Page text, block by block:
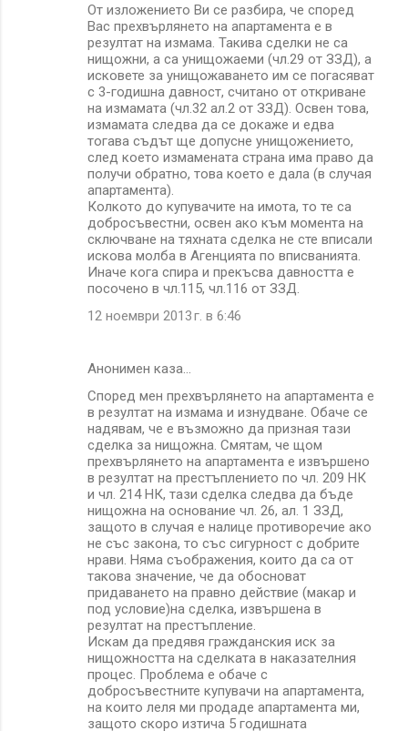
От изложението Ви се разбира, че според
Вас прехвърлянето на апартамента е в
резултат на измама. Taкива сделки не са
нищожни, а са унищожаеми (чл.29 от ЗЗД), а
исковете за унищожаването им се погасяват
с 3-годишна давност, считано от откриване
на измамата (чл.32 ал.2 от ЗЗД). Освен това,
измамата следва да се докаже и едва
тогава съдът ще допусне унищожението,
след което измамената страна има право да
получи обратно, това което е дала (в случая
апартамента).
Колкото до купувачите на имота, то те са
добросъвестни, освен ако към момента на
сключване на тяхната сделка не сте вписали
искова молба в Агенцията по вписванията.
Иначе кога спира и прекъсва давността е
посочено в чл.115, чл.116 от ЗЗД.
12 ноември 2013 г. в 6:46
Анонимен каза…
Според мен прехвърлянето на апартамента е
в резултат на измама и изнудване. Обаче се
надявам, че е възможно да призная тази
сделка за нищожна. Смятам, че щом
прехвърлянето на апартамента е извършено
в резултат на престъплението по чл. 209 НК
и чл. 214 НК, тази сделка следва да бъде
нищожна на основание чл. 26, ал. 1 ЗЗД,
защото в случая е налице противоречие ако
не със закона, то със сигурност с добрите
нрави. Няма съображения, които да са от
такова значение, че да обосноват
придаването на правно действие (макар и
под условие)на сделка, извършена в
резултат на престъпление.
Искам да предявя гражданския иск за
нищожността на сделката в наказателния
процес. Проблема е обаче с
добросъвестните купувачи на апартамента,
на които леля ми продаде апартамента ми,
защото скоро изтича 5 годишната